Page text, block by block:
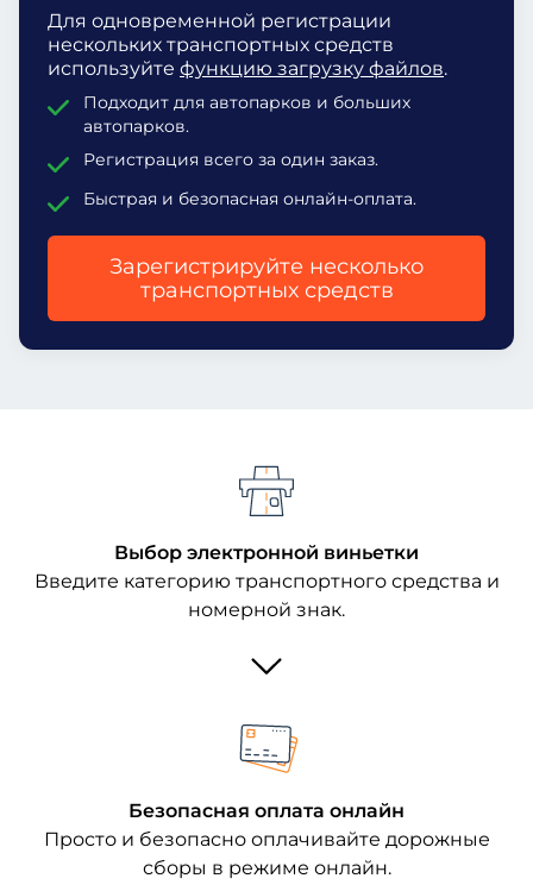
Для одновременной регистрации
нескольких транспортных средств
используйте функцию загрузку файлов.
Подходит для автопарков и больших
автопарков.
Регистрация всего за один заказ.
Быстрая и безопасная онлайн-оплата.
Зарегистрируйте несколько
транспортных средств
Выбор электронной виньетки
Введите категорию транспортного средства и
номерной знак.
Безопасная оплата онлайн
Просто и безопасно оплачивайте дорожные
сборы в режиме онлайн.